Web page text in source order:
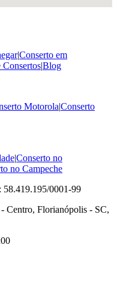
|Conserto em
|Blog
Motorola|Conserto
|Conserto no
no Campeche
58.419.195/0001-99
Centro, Florianópolis - SC,